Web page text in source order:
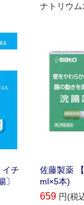
イチ
ナトリウム
おします
すので、
よごすこ
佐藤製薬
ml×5本)
659 円(税